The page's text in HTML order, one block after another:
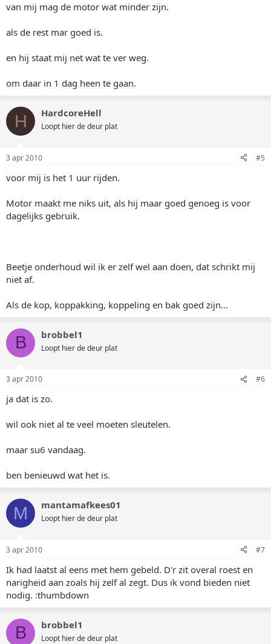
van mij mag de motor wat minder zijn.
als de rest mar goed is.
en hij staat mij net wat te ver weg.
om daar in 1 dag heen te gaan.
H HardcoreHell
Loopt hier de deur plat
3 apr 2010 #5
voor mij is het 1 uur rijden.
Motor maakt me niks uit, als hij maar goed genoeg is voor
dagelijks gebruik.
Beetje onderhoud wil ik er zelf wel aan doen, dat schrikt mij
niet af.
Als de kop, koppakking, koppeling en bak goed zijn...
B brobbel1
Loopt hier de deur plat
3 apr 2010 #6
ja dat is zo.
wil ook niet al te veel moeten sleutelen.
maar su6 vandaag.
ben benieuwd wat het is.
M mantamafkees01
Loopt hier de deur plat
3 apr 2010 #7
Ik had laatst al eens met hem gebeld. D'r zit overal roest en
narigheid aan zoals hij zelf al zegt. Dus ik vond bieden niet
nodig. :thumbdown
B brobbel1
Loopt hier de deur plat